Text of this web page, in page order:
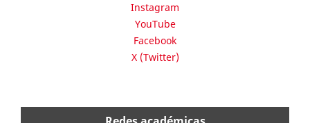
Instagram
YouTube
Facebook
X (Twitter)